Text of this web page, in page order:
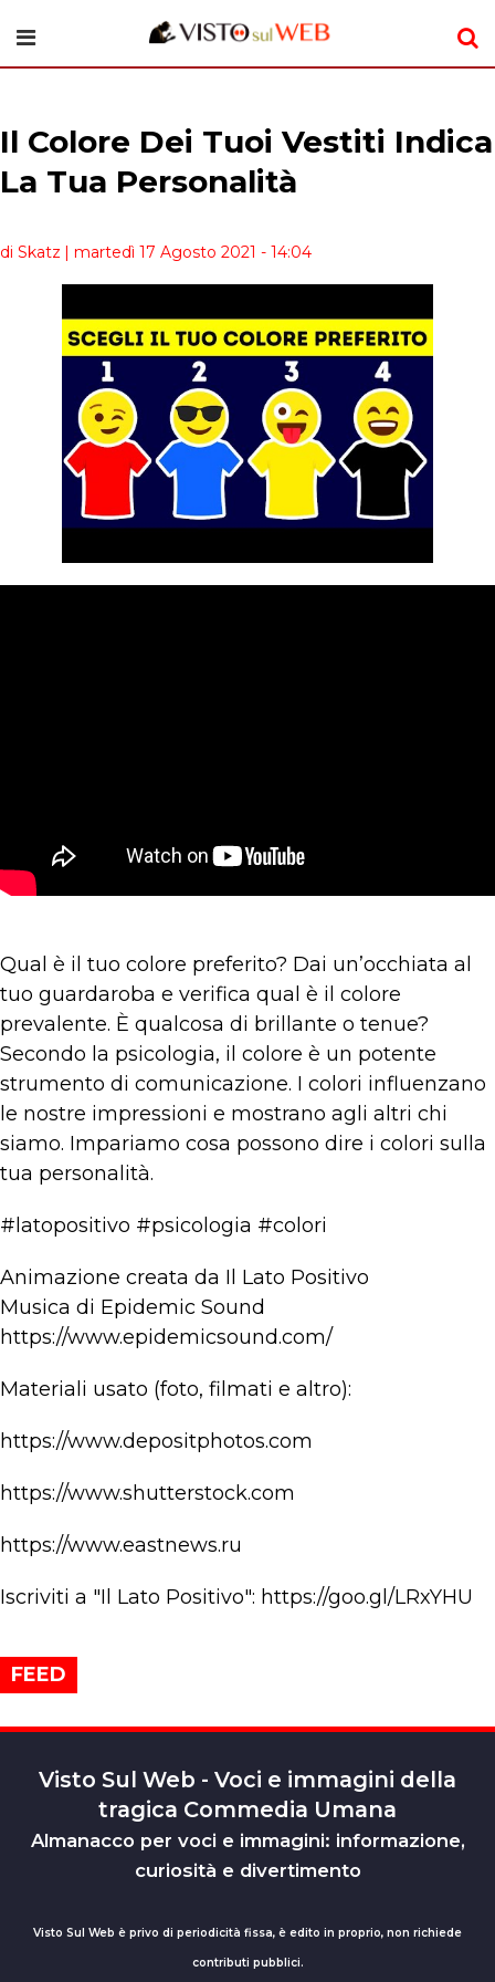
Il Colore Dei Tuoi Vestiti Indica
La Tua Personalità
di Skatz | martedì 17 Agosto 2021 - 14:04
Qual è il tuo colore preferito? Dai un’occhiata al
tuo guardaroba e verifica qual è il colore
prevalente. È qualcosa di brillante o tenue?
Secondo la psicologia, il colore è un potente
strumento di comunicazione. I colori influenzano
le nostre impressioni e mostrano agli altri chi
siamo. Impariamo cosa possono dire i colori sulla
tua personalità.
#latopositivo #psicologia #colori
Animazione creata da Il Lato Positivo
Musica di Epidemic Sound
https://www.epidemicsound.com/
Materiali usato (foto, filmati e altro):
https://www.depositphotos.com
https://www.shutterstock.com
https://www.eastnews.ru
Iscriviti a "Il Lato Positivo": https://goo.gl/LRxYHU
FEED
Visto Sul Web - Voci e immagini della
tragica Commedia Umana
Almanacco per voci e immagini: informazione,
curiosità e divertimento
Visto Sul Web è privo di periodicità fissa, è edito in proprio, non richiede
contributi pubblici.